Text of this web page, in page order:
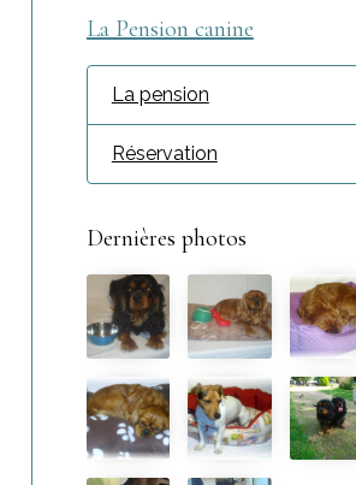
La Pension canine
La pension
Réservation
Dernières photos